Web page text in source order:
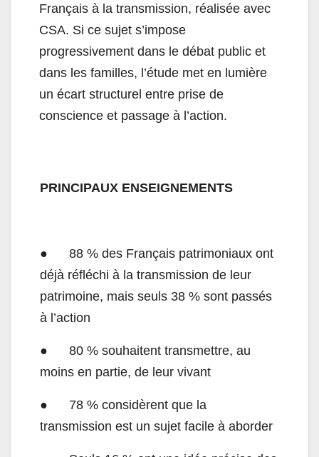
Français à la transmission, réalisée avec
CSA. Si ce sujet s’impose
progressivement dans le débat public et
dans les familles, l’étude met en lumière
un écart structurel entre prise de
conscience et passage à l’action.
PRINCIPAUX ENSEIGNEMENTS
● 88 % des Français patrimoniaux ont
déjà réfléchi à la transmission de leur
patrimoine, mais seuls 38 % sont passés
à l’action
● 80 % souhaitent transmettre, au
moins en partie, de leur vivant
● 78 % considèrent que la
transmission est un sujet facile à aborder